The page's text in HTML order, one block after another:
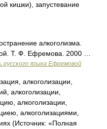
кишки), запустевание
алкоголизма.
Т. Ф. Ефремова. 2000 …
языка Ефремовой
алкоголизации,
алкоголизации,
алкоголизации,
алкоголизациями,
(Источник: «Полная